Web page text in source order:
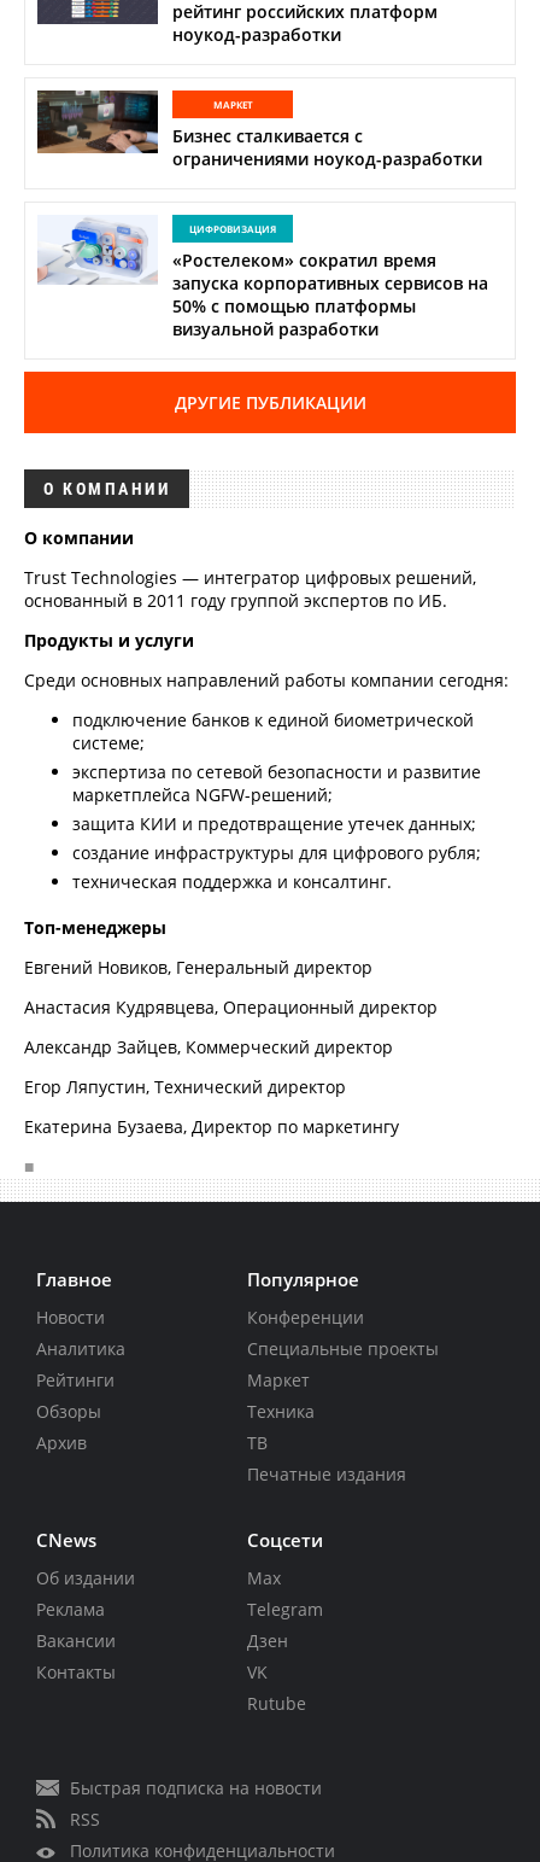
рейтинг российских платформ
ноукод-разработки
МАРКЕТ
Бизнес сталкивается с
ограничениями ноукод-разработки
ЦИФРОВИЗАЦИЯ
«Ростелеком» сократил время
запуска корпоративных сервисов на
50% с помощью платформы
визуальной разработки
ДРУГИЕ ПУБЛИКАЦИИ
О КОМПАНИИ
О компании
Trust Technologies — интегратор цифровых решений,
основанный в 2011 году группой экспертов по ИБ.
Продукты и услуги
Среди основных направлений работы компании сегодня:
подключение банков к единой биометрической
системе;
экспертиза по сетевой безопасности и развитие
маркетплейса NGFW-решений;
защита КИИ и предотвращение утечек данных;
создание инфраструктуры для цифрового рубля;
техническая поддержка и консалтинг.
Топ-менеджеры
Евгений Новиков, Генеральный директор
Анастасия Кудрявцева, Операционный директор
Александр Зайцев, Коммерческий директор
Егор Ляпустин, Технический директор
Екатерина Бузаева, Директор по маркетингу
■
Главное
Новости
Аналитика
Рейтинги
Обзоры
Архив
Популярное
Конференции
Специальные проекты
Маркет
Техника
ТВ
Печатные издания
CNews
Об издании
Реклама
Вакансии
Контакты
Соцсети
Max
Telegram
Дзен
VK
Rutube
Быстрая подписка на новости
RSS
Политика конфиденциальности